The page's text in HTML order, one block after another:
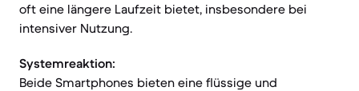
oft eine längere Laufzeit bietet, insbesondere bei
intensiver Nutzung.
Systemreaktion:
Beide Smartphones bieten eine flüssige und